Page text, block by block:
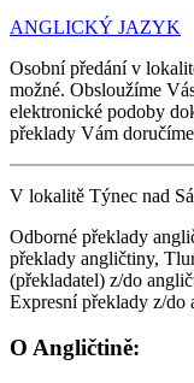
ANGLICKÝ JAZYK
Osobní předání v
možné. Obsloužíme
elektronické podoby
překlady Vám
V lokalitě Týnec nad
Odborné překlady
překlady angličtiny,
(překladatel) z/do
Expresní překlady z/do
O Angličtině: